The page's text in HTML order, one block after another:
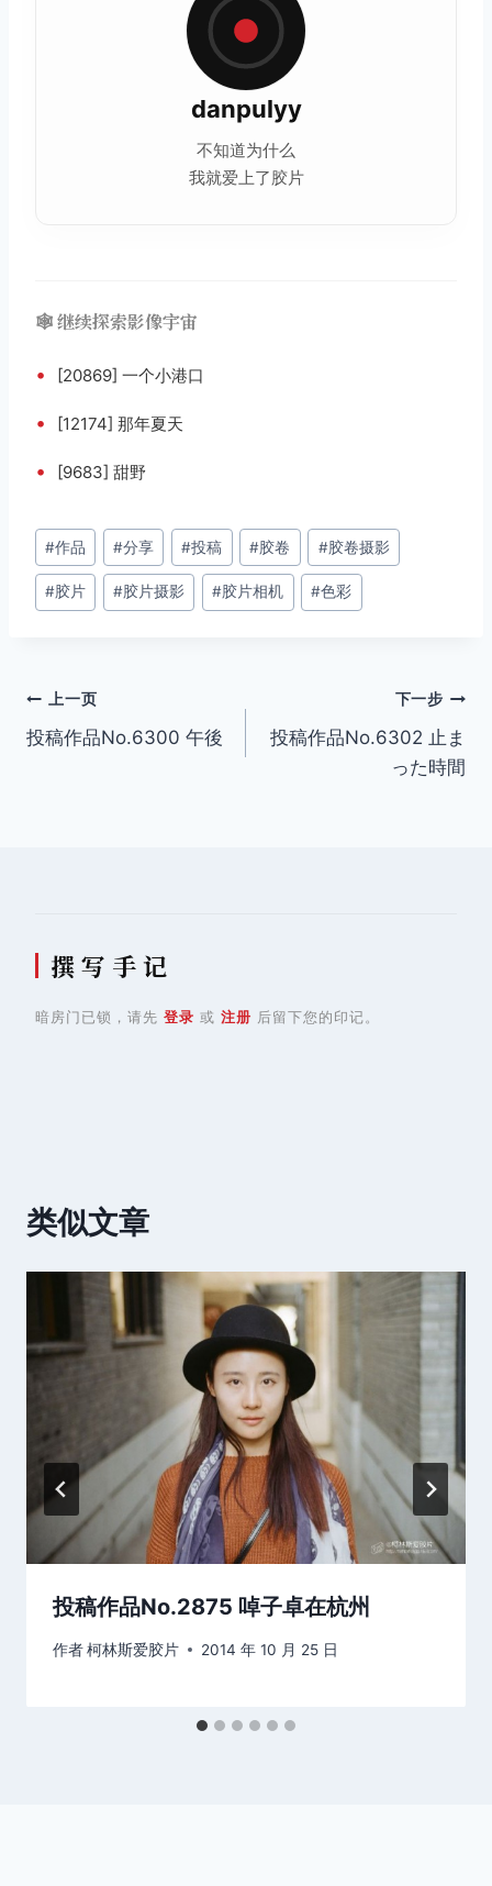
danpulyy
不知道为什么
我就爱上了胶片
🕸️ 继续探索影像宇宙
• [20869] 一个小港口
• [12174] 那年夏天
• [9683] 甜野
文
章
标
#作品 #分享 #投稿 #胶卷 #胶卷摄影
#胶片 #胶片摄影 #胶片相机 #色彩
文
章
上一页
投稿作品No.6300 午後
下一步
投稿作品No.6302 止ま
った時間
撰 写 手 记
暗房门已锁，请先 登录 或 注册 后留下您的印记。
类似文章
投稿作品No.2875 啅子卓在杭州
作者柯林斯爱胶片 2014 年 10 月 25 日